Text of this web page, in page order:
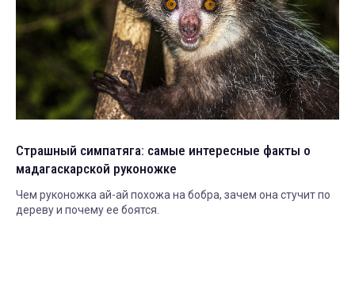
Страшный симпатяга: самые интересные факты о
мадагаскарской руконожке
Чем руконожка ай-ай похожа на бобра, зачем она стучит по
дереву и почему ее боятся.